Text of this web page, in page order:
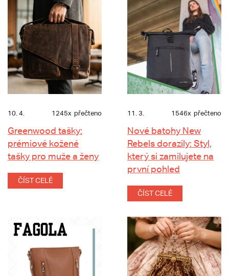
10. 4. 1245x přečteno
Greenwood tašky:
prémiové kožené
tašky pro muže a ženy
ČÍST CELÉ
11. 3. 1546x přečteno
Nové batohy New
Rebels dorazily: Styl,
který si zamilujete na
první pohled
ČÍST CELÉ